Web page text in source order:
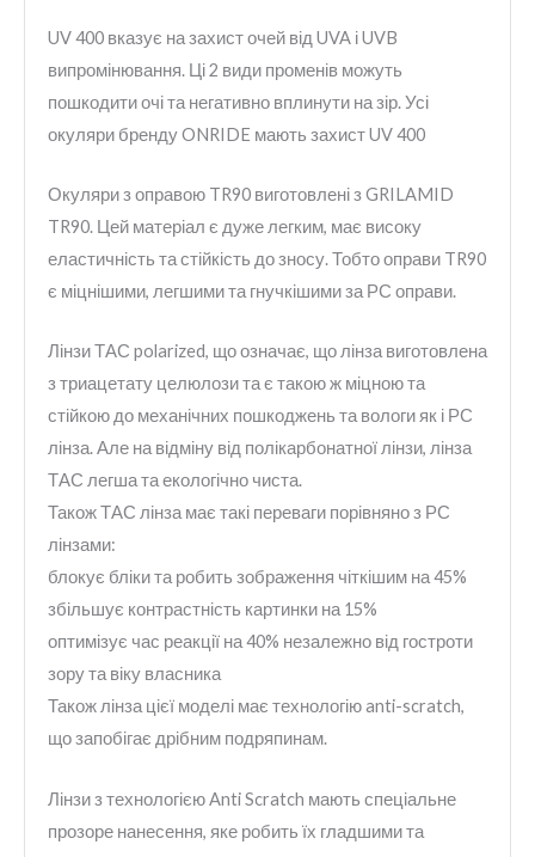
UV 400 вказує на захист очей від UVA і UVB
випромінювання. Ці 2 види променів можуть
пошкодити очі та негативно вплинути на зір. Усі
окуляри бренду ONRIDE мають захист UV 400
Окуляри з оправою TR90 виготовлені з GRILAMID
TR90. Цей матеріал є дуже легким, має високу
еластичність та стійкість до зносу. Тобто оправи TR90
є міцнішими, легшими та гнучкішими за РС оправи.
Лінзи ТАС polarized, що означає, що лінза виготовлена
з триацетату целюлози та є такою ж міцною та
стійкою до механічних пошкоджень та вологи як і РС
лінза. Але на відміну від полікарбонатної лінзи, лінза
ТАС легша та екологічно чиста.
Також ТАС лінза має такі переваги порівняно з РС
лінзами:
блокує бліки та робить зображення чіткішим на 45%
збільшує контрастність картинки на 15%
оптимізує час реакції на 40% незалежно від гостроти
зору та віку власника
Також лінза цієї моделі має технологію anti-scratch,
що запобігає дрібним подряпинам.
Лінзи з технологією Anti Scratch мають спеціальне
прозоре нанесення, яке робить їх гладшими та